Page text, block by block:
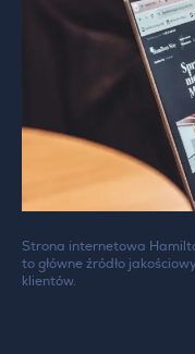
Strona internetowa
to główne źródło
klientów.